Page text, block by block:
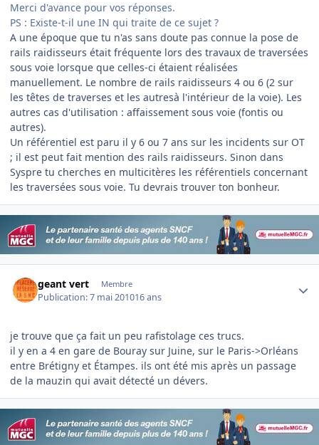
Merci d'avance pour vos réponses.
PS : Existe-t-il une IN qui traite de ce sujet ?
A une époque que tu n'as sans doute pas connue la pose de
rails raidisseurs était fréquente lors des travaux de traversées
sous voie lorsque que celles-ci étaient réalisées
manuellement. Le nombre de rails raidisseurs 4 ou 6 (2 sur
les têtes de traverses et les autresà l'intérieur de la voie). Les
autres cas d'utilisation : affaissement sous voie (fontis ou
autres).
Un référentiel est paru il y 6 ou 7 ans sur les incidents sur OT
; il est peut fait mention des rails raidisseurs. Sinon dans
Syspre tu cherches en multicitères les référentiels concernant
les traversées sous voie. Tu devrais trouver ton bonheur.
geant vert Membre
Publication:7 mai 201016 ans
je trouve que ça fait un peu rafistolage ces trucs.
il y en a 4 en gare de Bouray sur Juine, sur le Paris->Orléans
entre Brétigny et Étampes. ils ont été mis après un passage
de la mauzin qui avait détecté un dévers.